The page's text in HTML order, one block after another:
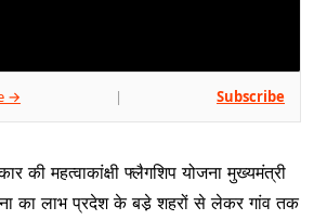
→ | Subscribe
की महत्वाकांक्षी फ्लैगशिप योजना मुख्यमंत्री
का लाभ प्रदेश के बडे़ शहरों से लेकर गांव तक